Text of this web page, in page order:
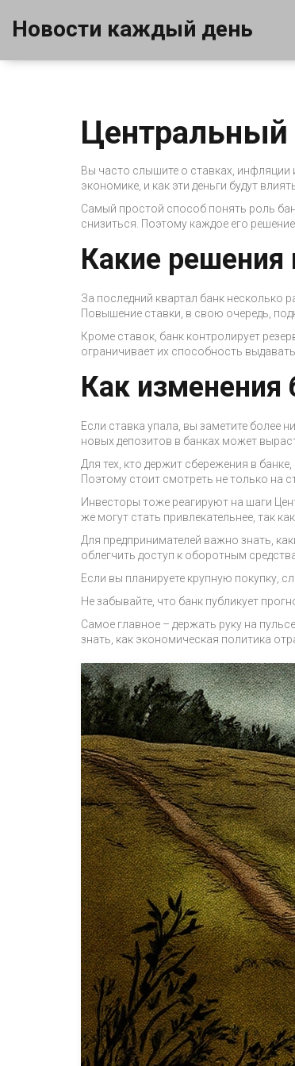
Новости каждый день
Центральный
Вы часто слышите о ставках, инфляции
экономике, и как эти деньги будут
Самый простой способ понять роль
снизиться. Поэтому каждое его
Какие решения
За последний квартал банк несколько
Повышение ставки, в свою очередь,
Кроме ставок, банк контролирует
ограничивает их способность
Как
Если ставка упала, вы заметите более
новых депозитов в банках может
Для тех, кто держит сбережения в
Поэтому стоит смотреть не только на
Инвесторы тоже реагируют на шаги
же могут стать привлекательнее, так
Для предпринимателей важно знать,
облегчить доступ к оборотным
Если вы планируете крупную покупку,
Не забывайте, что банк публикует
Самое главное – держать руку на
знать, как экономическая политика